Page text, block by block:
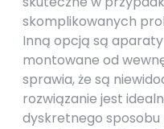
skomplikowanych
Inną opcją są
montowane od
sprawia, że są
rozwiązanie jest
dyskretnego